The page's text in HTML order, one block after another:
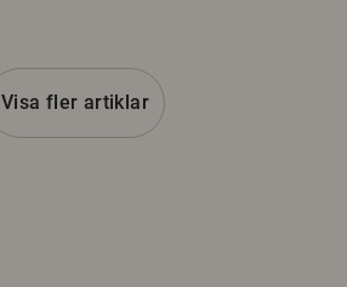
Visa fler artiklar